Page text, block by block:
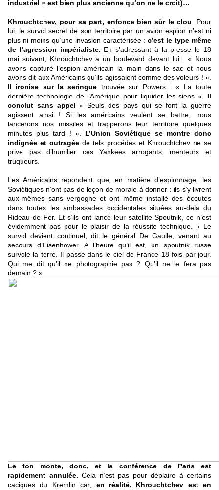
industriel » est bien plus ancienne qu’on ne le croit)…
Khrouchtchev, pour sa part, enfonce bien sûr le clou . Pour
lui, le survol secret de son territoire par un avion espion n’est ni
plus ni moins qu’une invasion caractérisée :c’est le type même
de l’agression impérialiste. En s’adressant à la presse le 18
mai suivant, Khrouchtchev a un boulevard devant lui : « Nous
avons capturé l’espion américain la main dans le sac et nous
avons dit aux Américains qu’ils agissaient comme des voleurs ! ».
Il ironise sur la seringue trouvée sur Powers : « La toute
dernière technologie de l’Amérique pour liquider les siens ». Il
conclut sans appel « Seuls des pays qui se font la guerre
agissent ainsi ! Si les américains veulent se battre, nous
lancerons nos missiles et frapperons leur territoire quelques
minutes plus tard ! ». L’Union Soviétique se montre donc
indignée et outragée de tels procédés et Khrouchtchev ne se
prive pas d’humilier ces Yankees arrogants, menteurs et
truqueurs.
Les Américains répondent que, en matière d’espionnage, les
Soviétiques n’ont pas de leçon de morale à donner : ils s’y livrent
aux-mêmes sans vergogne et ont même installé des écoutes
dans toutes les ambassades occidentales situées au-delà du
Rideau de Fer. Et s’ils ont lancé leur satellite Spoutnik, ce n’est
évidemment pas pour le plaisir de la réussite technique. « Le
survol devient continuel, dit le général De Gaulle, venant au
secours d’Eisenhower. A l’heure qu’il est, un spoutnik russe
survole la terre. Il passe dans le ciel de France 18 fois par jour.
Qui me dit qu’il ne photographie pas ? Qu’il ne le fera pas
demain ? »
Le ton monte, donc, et la conférence de Paris est
rapidement annulée. Cela n’est pas pour déplaire à certains
caciques du Kremlin car, en réalité, Khrouchtchev est en